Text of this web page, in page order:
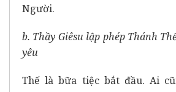
Người.
b. Thầy Giêsu lập phép Thánh
yêu
Thế là bữa tiệc bắt đầu. Ai